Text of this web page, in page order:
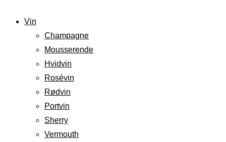
Vin
Champagne
Mousserende
Hvidvin
Rosévin
Rødvin
Portvin
Sherry
Vermouth